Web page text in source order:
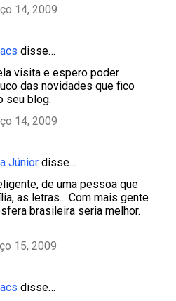
14, 2009
disse…
visita e espero poder
das novidades que fico
seu blog.
14, 2009
Júnior disse…
de uma pessoa que
as letras... Com mais gente
brasileira seria melhor.
15, 2009
disse…